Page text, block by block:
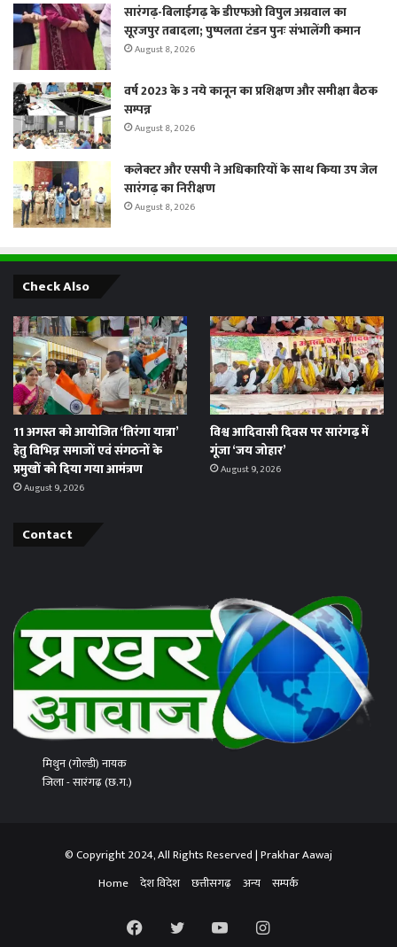
सारंगढ़-बिलाईगढ़ के डीएफओ विपुल अग्रवाल का
सूरजपुर तबादला; पुष्पलता टंडन पुनः संभालेंगी कमान
August 8, 2026
वर्ष 2023 के 3 नये कानून का प्रशिक्षण और समीक्षा बैठक
सम्पन्न
August 8, 2026
कलेक्टर और एसपी ने अधिकारियों के साथ किया उप जेल
सारंगढ़ का निरीक्षण
August 8, 2026
Check Also
11 अगस्त को आयोजित ‘तिरंगा यात्रा’
हेतु विभिन्न समाजों एवं संगठनों के
प्रमुखों को दिया गया आमंत्रण
August 9, 2026
विश्व आदिवासी दिवस पर सारंगढ़ में
गूंजा ‘जय जोहार’
August 9, 2026
Contact
मिथुन (गोल्डी) नायक
जिला - सारंगढ़ (छ.ग.)
© Copyright 2024, All Rights Reserved | Prakhar Aawaj
Home देश विदेश छत्तीसगढ़ अन्य सम्पर्क
FacebookTwitterYouTubeInstagram